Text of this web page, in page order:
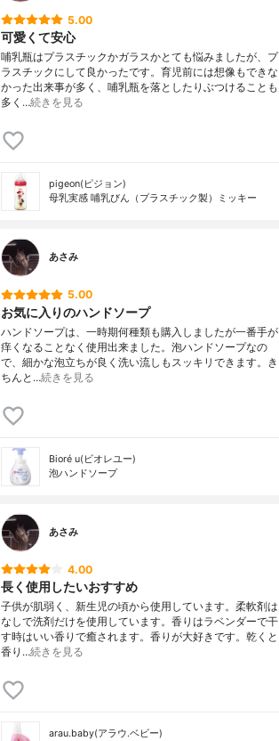
5.00
可愛くて安心
哺乳瓶はプラスチックかガラスかとても悩みましたが、プ
ラスチックにして良かったです。育児前には想像もできな
かった出来事が多く、哺乳瓶を落としたりぶつけることも
多く…続きを見る
pigeon(ピジョン)
母乳実感 哺乳びん（プラスチック製）ミッキー
あさみ
5.00
お気に入りのハンドソープ
ハンドソープは、一時期何種類も購入しましたが一番手が
痒くなることなく使用出来ました。泡ハンドソープなの
で、細かな泡立ちが良く洗い流しもスッキリできます。き
ちんと…続きを見る
Bioré u(ビオレユー)
泡ハンドソープ
あさみ
4.00
長く使用したいおすすめ
子供が肌弱く、新生児の頃から使用しています。柔軟剤は
なしで洗剤だけを使用しています。香りはラベンダーで干
す時はいい香りで癒されます。香りが大好きです。乾くと
香り…続きを見る
arau.baby(アラウ.ベビー)